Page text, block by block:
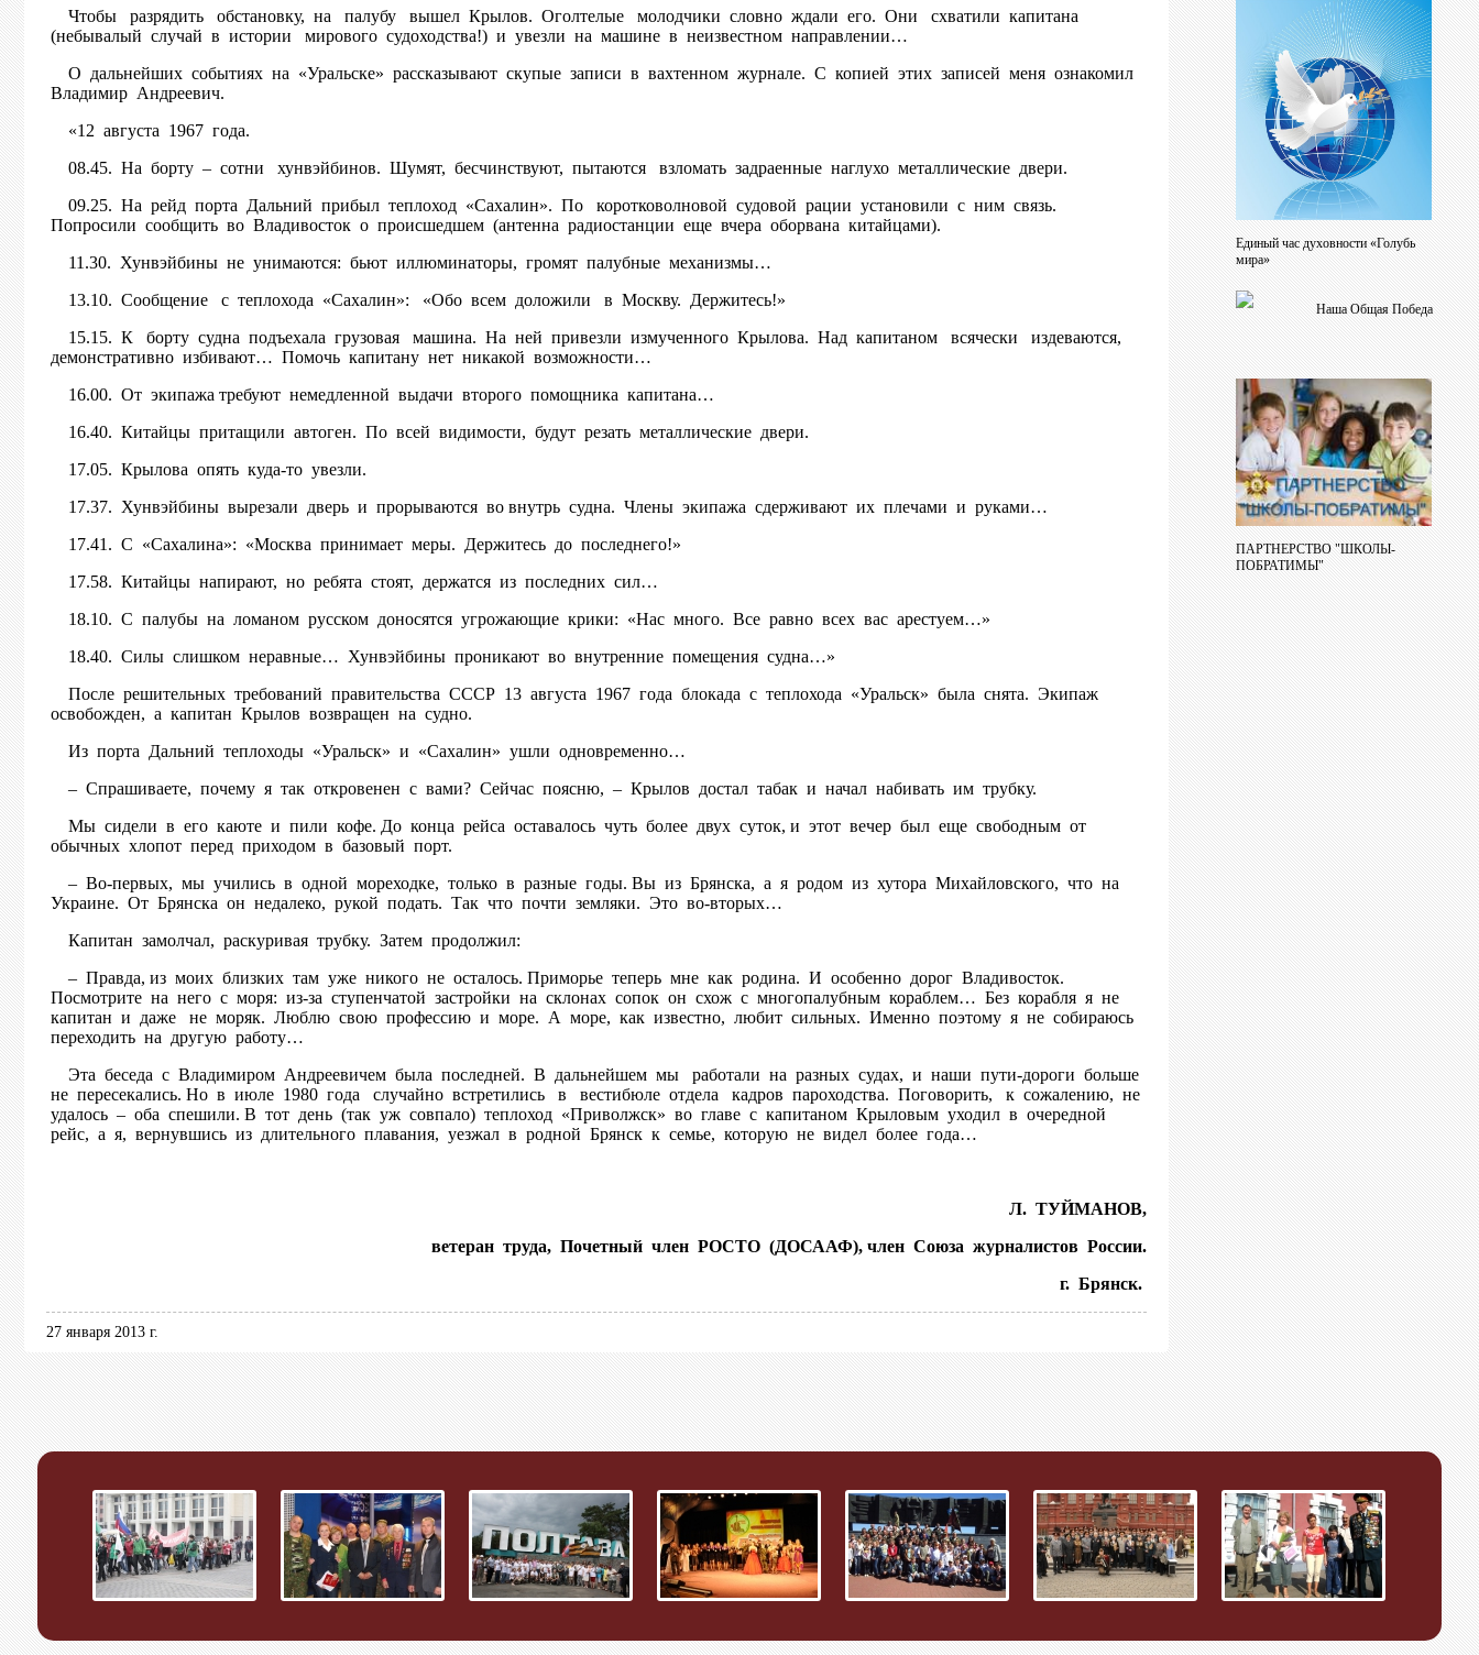
Чтобы разрядить обстановку, на палубу вышел Крылов. Оголтелые молодчики словно ждали его. Они схватили капитана
(небывалый случай в истории мирового судоходства!) и увезли на машине в неизвестном направлении…
О дальнейших событиях на «Уральске» рассказывают скупые записи в вахтенном журнале. С копией этих записей меня ознакомил
Владимир Андреевич.
«12 августа 1967 года.
08.45. На борту – сотни хунвэйбинов. Шумят, бесчинствуют, пытаются взломать задраенные наглухо металлические двери.
09.25. На рейд порта Дальний прибыл теплоход «Сахалин». По коротковолновой судовой рации установили с ним связь.
Попросили сообщить во Владивосток о происшедшем (антенна радиостанции еще вчера оборвана китайцами).
11.30. Хунвэйбины не унимаются: бьют иллюминаторы, громят палубные механизмы…
13.10. Сообщение с теплохода «Сахалин»: «Обо всем доложили в Москву. Держитесь!»
15.15. К борту судна подъехала грузовая машина. На ней привезли измученного Крылова. Над капитаном всячески издеваются,
демонстративно избивают… Помочь капитану нет никакой возможности…
16.00. От экипажа требуют немедленной выдачи второго помощника капитана…
16.40. Китайцы притащили автоген. По всей видимости, будут резать металлические двери.
17.05. Крылова опять куда-то увезли.
17.37. Хунвэйбины вырезали дверь и прорываются во внутрь судна. Члены экипажа сдерживают их плечами и руками…
17.41. С «Сахалина»: «Москва принимает меры. Держитесь до последнего!»
17.58. Китайцы напирают, но ребята стоят, держатся из последних сил…
18.10. С палубы на ломаном русском доносятся угрожающие крики: «Нас много. Все равно всех вас арестуем…»
18.40. Силы слишком неравные… Хунвэйбины проникают во внутренние помещения судна…»
После решительных требований правительства СССР 13 августа 1967 года блокада с теплохода «Уральск» была снята. Экипаж
освобожден, а капитан Крылов возвращен на судно.
Из порта Дальний теплоходы «Уральск» и «Сахалин» ушли одновременно…
– Спрашиваете, почему я так откровенен с вами? Сейчас поясню, – Крылов достал табак и начал набивать им трубку.
Мы сидели в его каюте и пили кофе. До конца рейса оставалось чуть более двух суток, и этот вечер был еще свободным от
обычных хлопот перед приходом в базовый порт.
– Во-первых, мы учились в одной мореходке, только в разные годы. Вы из Брянска, а я родом из хутора Михайловского, что на
Украине. От Брянска он недалеко, рукой подать. Так что почти земляки. Это во-вторых…
Капитан замолчал, раскуривая трубку. Затем продолжил:
– Правда, из моих близких там уже никого не осталось. Приморье теперь мне как родина. И особенно дорог Владивосток.
Посмотрите на него с моря: из-за ступенчатой застройки на склонах сопок он схож с многопалубным кораблем… Без корабля я не
капитан и даже не моряк. Люблю свою профессию и море. А море, как известно, любит сильных. Именно поэтому я не собираюсь
переходить на другую работу…
Эта беседа с Владимиром Андреевичем была последней. В дальнейшем мы работали на разных судах, и наши пути-дороги больше
не пересекались. Но в июле 1980 года случайно встретились в вестибюле отдела кадров пароходства. Поговорить, к сожалению, не
удалось – оба спешили. В тот день (так уж совпало) теплоход «Приволжск» во главе с капитаном Крыловым уходил в очередной
рейс, а я, вернувшись из длительного плавания, уезжал в родной Брянск к семье, которую не видел более года…
Л. ТУЙМАНОВ,
ветеран труда, Почетный член РОСТО (ДОСААФ), член Союза журналистов России.
г. Брянск.
27 января 2013 г.
Единый час духовности «Голубь
мира»
Наша Общая Победа
ПАРТНЕРСТВО "ШКОЛЫ-
ПОБРАТИМЫ"